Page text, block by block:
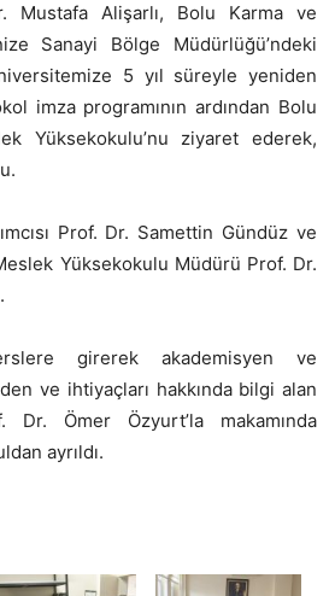
Mustafa Alişarlı, Bolu Karma ve
Sanayi Bölge Müdürlüğü’ndeki
5 yıl süreyle yeniden
imza programının ardından Bolu
Yüksekokulu’nu ziyaret ederek,
Prof. Dr. Samettin Gündüz ve
Yüksekokulu Müdürü Prof. Dr.
girerek akademisyen ve
ve ihtiyaçları hakkında bilgi alan
Dr. Ömer Özyurt’la makamında
ayrıldı.